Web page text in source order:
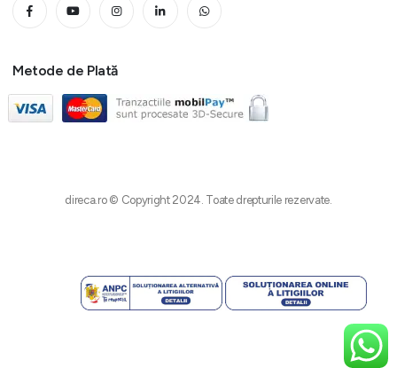
Metode de Plată
direca.ro © Copyright 2024. Toate drepturile rezervate.